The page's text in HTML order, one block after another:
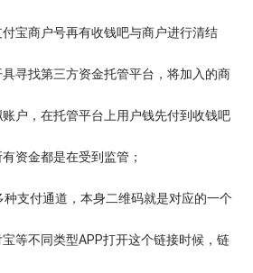
宝商户号再有收钱吧与商户进行清结
寻找第三方资金托管平台，将加入的商
户，在托管平台上用户钱先付到收钱吧
资金都是在受到监管；
种支付通道，本身二维码就是对应的一个
等不同类型APP打开这个链接时候，链